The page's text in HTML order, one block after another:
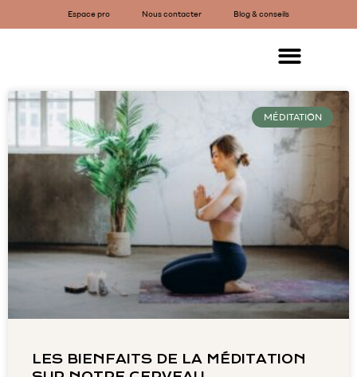
Espace pro Nous contacter Blog & conseils
MÉDITATION
LES BIENFAITS DE LA MÉDITATION